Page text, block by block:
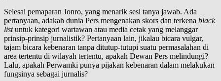
Selesai pemaparan Jonro, yang menarik sesi tanya jawab. Ada
pertanyaan, adakah dunia Pers mengenakan skors dan terkena black
listuntuk kategori wartawan atau media cetak yang melanggar
prinsip-prinsip jurnalistik? Pertanyaan lain, jikalau bicara vulgar,
tajam bicara kebenaran tanpa ditutup-tutupi suatu permasalahan di
area tertentu di wilayah tertentu, apakah Dewan Pers melindungi?
Lalu, apakah Perwamki punya pijakan kebenaran dalam melakukan
fungsinya sebagai jurnalis?